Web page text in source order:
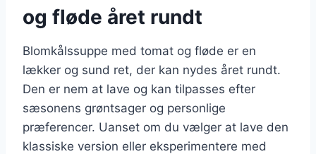
og fløde året rundt
Blomkålssuppe med tomat og fløde er en
lækker og sund ret, der kan nydes året rundt.
Den er nem at lave og kan tilpasses efter
sæsonens grøntsager og personlige
præferencer. Uanset om du vælger at lave den
klassiske version eller eksperimentere med